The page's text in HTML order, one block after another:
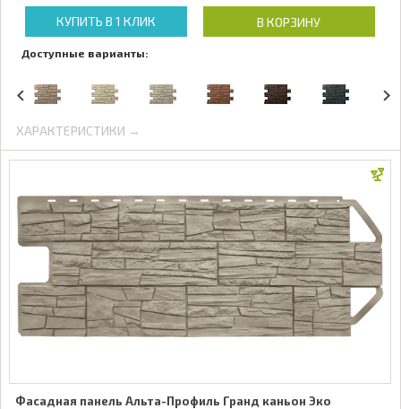
КУПИТЬ В 1 КЛИК В КОРЗИНУ
Доступные варианты:
ХАРАКТЕРИСТИКИ →
Фасадная панель Альта-Профиль Гранд каньон Эко